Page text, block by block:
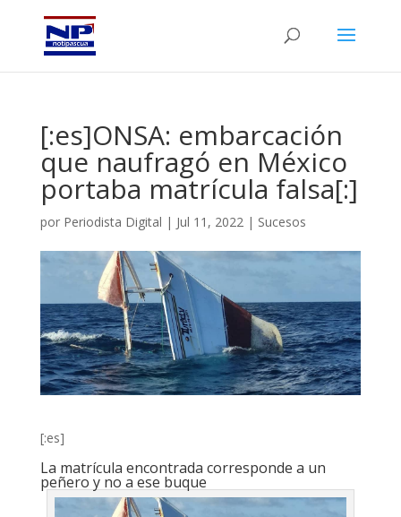
[:es]ONSA: embarcación
que naufragó en México
portaba matrícula falsa[:]
por Periodista Digital | Jul 11, 2022| Sucesos
[:es]
La matrícula encontrada corresponde a un
peñero y no a ese buque